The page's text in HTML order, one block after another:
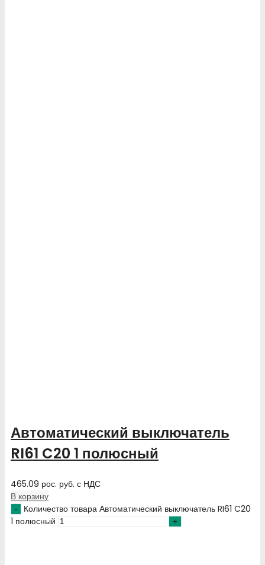
Автоматический выключатель
RI61 C20 1 полюсный
465.09 рос. руб. с НДС
В корзину
Количество товара Автоматический выключатель RI61 C20
1 полюсный